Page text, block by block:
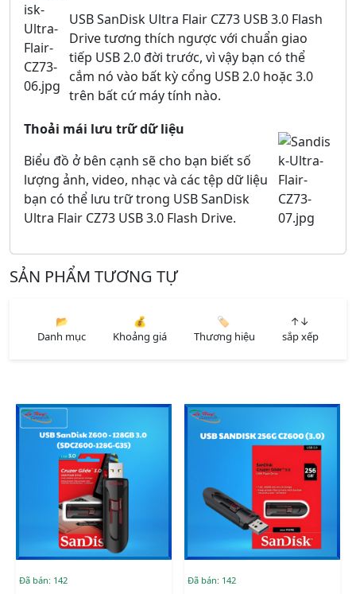
USB SanDisk Ultra Flair CZ73 USB 3.0 Flash
Drive tương thích ngược với chuẩn giao
tiếp USB 2.0 đời trước, vì vậy bạn có thể
cắm nó vào bất kỳ cổng USB 2.0 hoặc 3.0
trên bất cứ máy tính nào.
Thoải mái lưu trữ dữ liệu
Biểu đồ ở bên cạnh sẽ cho bạn biết số
lượng ảnh, video, nhạc và các tệp dữ liệu
bạn có thể lưu trữ trong USB SanDisk
Ultra Flair CZ73 USB 3.0 Flash Drive.
SẢN PHẨM TƯƠNG TỰ
📂
Danh mục
💰
Khoảng giá
🏷️
Thương hiệu
↑↓
sắp xếp
Đã bán: 142 Đã bán: 142